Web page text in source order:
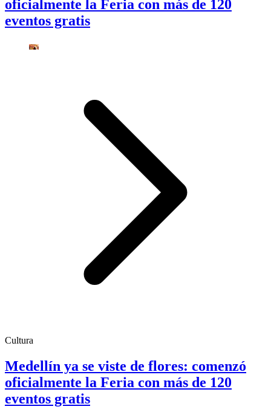
oficialmente la Feria con más de 120
eventos gratis
Cultura
Medellín ya se viste de flores: comenzó
oficialmente la Feria con más de 120
eventos gratis